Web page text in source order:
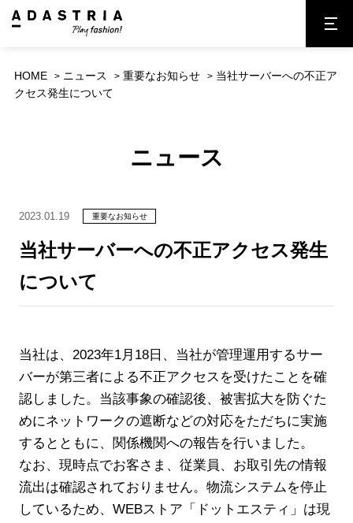
HOME ニュース 重要なお知らせ
当社サーバーへの不正ア
クセス発生について
ニュース
2023.01.19 重要なお知らせ
当社サーバーへの不正アクセス発生
について
当社は、2023年1月18日、当社が管理運用するサー
バーが第三者による不正アクセスを受けたことを確
認しました。当該事象の確認後、被害拡大を防ぐた
めにネットワークの遮断などの対応をただちに実施
するとともに、関係機関への報告を行いました。
なお、現時点でお客さま、従業員、お取引先の情報
流出は確認されておりません。物流システムを停止
しているため、WEBストア「ドットエスティ」は現